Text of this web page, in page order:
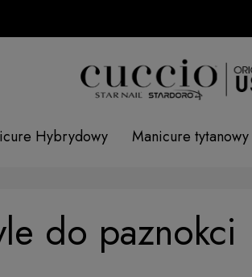
Hybrydowy Manicure tytanowy
do paznokci